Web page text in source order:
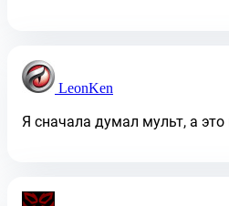
LeonKen
Я сначала думал мульт, а это